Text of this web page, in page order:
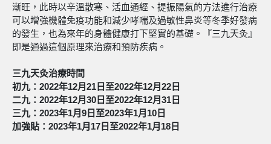
漸旺，此時以辛溫散寒、活血通經、提振陽氣的方法進行治療
可以增強機體免疫功能和減少哮喘及過敏性鼻炎等冬季好發病
的發生，也為來年的身體健康打下堅實的基礎。『三九天灸』
即是通過這個原理來治療和預防疾病。
三九天灸治療時間
初九：2022年12月21日至2022年12月22日
二九：2022年12月30日至2022年12月31日
三九：2023年1月9日至2023年1月10日
加強貼：2023年1月17日至2022年1月18日